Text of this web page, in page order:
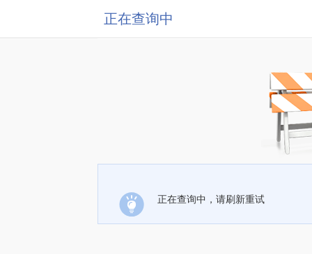
正在查询中
正在查询中，请刷新重试